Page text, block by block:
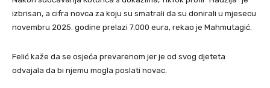
izbrisan, a cifra novca za koju su smatrali da su donirali u mjesecu
novembru 2025. godine prelazi 7.000 eura, rekao je Mahmutagić.
Felić kaže da se osjeća prevarenom jer je od svog djeteta
odvajala da bi njemu mogla poslati novac.